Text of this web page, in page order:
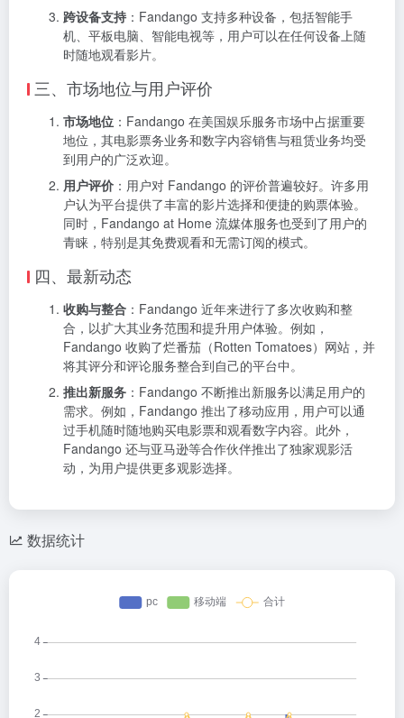
跨设备支持 ：Fandango 支持多种设备，包括智能手
机、平板电脑、智能电视等，用户可以在任何设备上随
时随地观看影片。
三、市场地位与用户评价
市场地位 ：Fandango 在美国娱乐服务市场中占据重要
地位，其电影票务业务和数字内容销售与租赁业务均受
到用户的广泛欢迎。
用户评价 ：用户对 Fandango 的评价普遍较好。许多用
户认为平台提供了丰富的影片选择和便捷的购票体验。
同时，Fandango at Home 流媒体服务也受到了用户的
青睐，特别是其免费观看和无需订阅的模式。
四、最新动态
收购与整合 ：Fandango 近年来进行了多次收购和整
合，以扩大其业务范围和提升用户体验。例如，
Fandango 收购了烂番茄（Rotten Tomatoes）网站，并
将其评分和评论服务整合到自己的平台中。
推出新服务 ：Fandango 不断推出新服务以满足用户的
需求。例如，Fandango 推出了移动应用，用户可以通
过手机随时随地购买电影票和观看数字内容。此外，
Fandango 还与亚马逊等合作伙伴推出了独家观影活
动，为用户提供更多观影选择。
数据统计